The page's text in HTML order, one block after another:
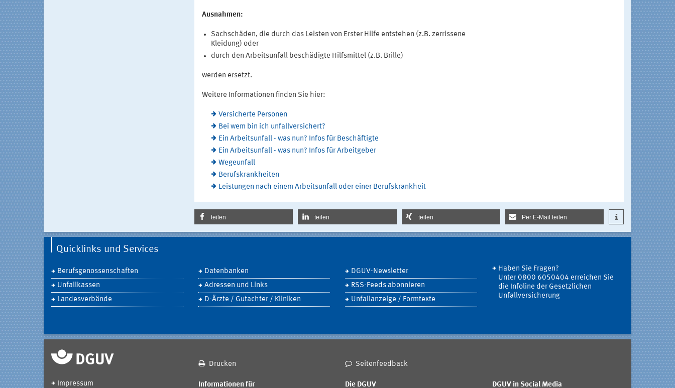
Ausnahmen:
Sachschäden, die durch das Leisten von Erster Hilfe entstehen (z.B. zerrissene
Kleidung) oder
durch den Arbeitsunfall beschädigte Hilfsmittel (z.B. Brille)
werden ersetzt.
Weitere Informationen finden Sie hier:
Versicherte Personen
Bei wem bin ich unfallversichert?
Ein Arbeitsunfall - was nun? Infos für Beschäftigte
Ein Arbeitsunfall - was nun? Infos für Arbeitgeber
Wegeunfall
Berufskrankheiten
Leistungen nach einem Arbeitsunfall oder einer Berufskrankheit
teilen teilen teilen Per E-Mail teilen
Quicklinks und Services
Berufsgenossenschaften
Unfallkassen
Landesverbände
Datenbanken
Adressen und Links
D-Ärzte / Gutachter / Kliniken
DGUV-Newsletter
RSS-Feeds abonnieren
Unfallanzeige / Formtexte
Haben Sie Fragen?
Unter 0800 6050404 erreichen Sie
die Infoline der Gesetzlichen
Unfallversicherung
Drucken Seitenfeedback
Impressum Informationen für Die DGUV DGUV in Social Media